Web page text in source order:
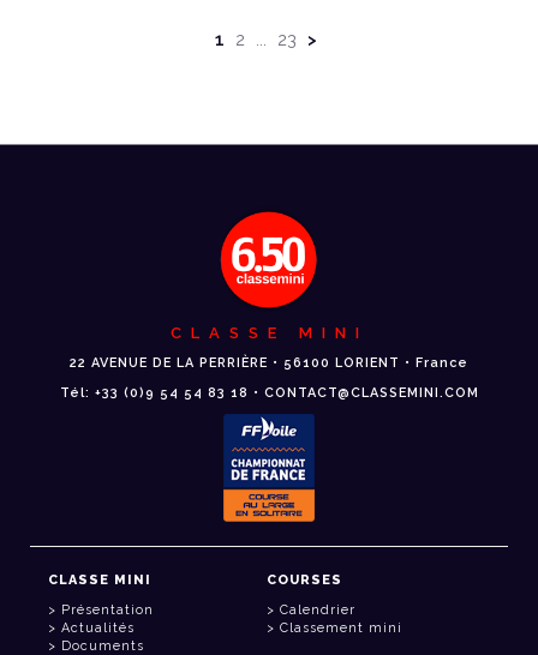
1 2 ... 23 >
CLASSE MINI
22 AVENUE DE LA PERRIÈRE • 56100 LORIENT • France
Tél: +33 (0)9 54 54 83 18 • CONTACT@CLASSEMINI.COM
CLASSE MINI
Présentation
Actualités
Documents
COURSES
Calendrier
Classement mini